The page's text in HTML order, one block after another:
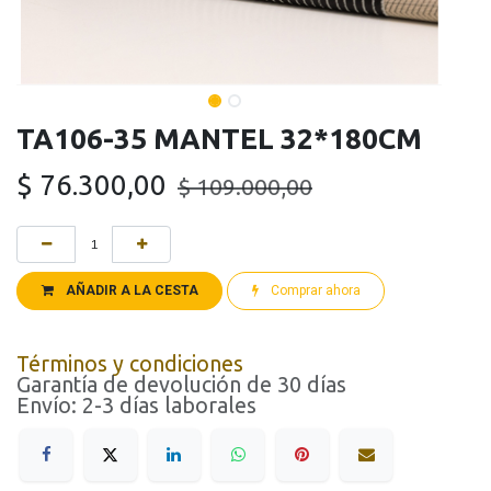
TA106-35 MANTEL 32*180CM
$ 76.300,00 $109.000,00
AÑADIR A LA CESTA Comprar ahora
Términos y condiciones
Garantía de devolución de 30 días
Envío: 2-3 días laborales